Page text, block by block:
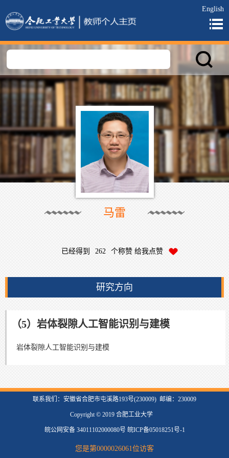
English
马雷
已经得到 262 个称赞 给我点赞
研究方向
（5）岩体裂隙人工智能识别与建模
岩体裂隙人工智能识别与建模
联系我们：安徽省合肥市屯溪路193号(230009) 邮编：230009
Copyright © 2019 合肥工业大学
皖公网安备 34011102000080号 皖ICP备05018251号-1
您是第0000026061位访客